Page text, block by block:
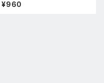
ア風水置物
¥960